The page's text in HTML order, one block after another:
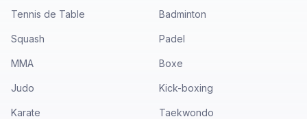
Tennis de Table Badminton
Squash Padel
MMA Boxe
Judo Kick-boxing
Karate Taekwondo